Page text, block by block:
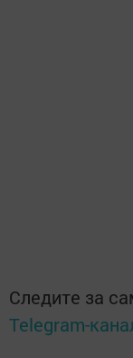
Следите за
Telegram-